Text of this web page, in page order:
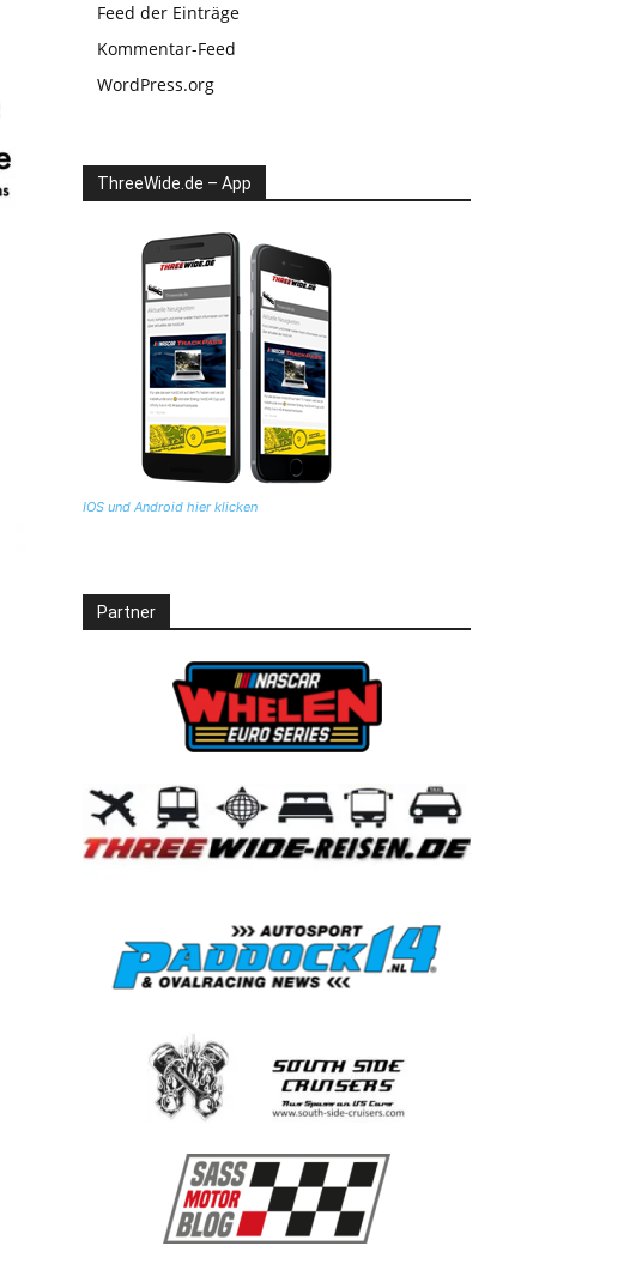
Feed der Einträge
Kommentar-Feed
WordPress.org
ThreeWide.de – App
IOS und Android hier klicken
Partner